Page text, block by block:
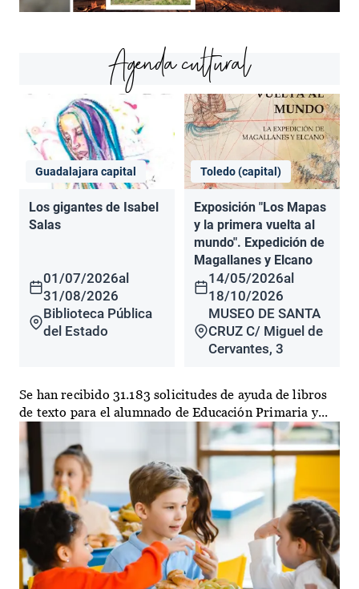
Agenda cultural
Guadalajara capital
Los gigantes de Isabel
Salas
01/07/2026al
31/08/2026
Biblioteca Pública
del Estado
Toledo (capital)
Exposición "Los Mapas
y la primera vuelta al
mundo". Expedición de
Magallanes y Elcano
14/05/2026al
18/10/2026
MUSEO DE SANTA
CRUZ C/ Miguel de
Cervantes, 3
Se han recibido 31.183 solicitudes de ayuda de libros
de texto para el alumnado de Educación Primaria y...